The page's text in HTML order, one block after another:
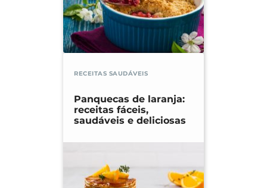
RECEITAS SAUDÁVEIS
Panquecas de laranja:
receitas fáceis,
saudáveis e deliciosas